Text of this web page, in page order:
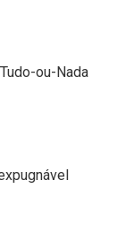
ou-Nada